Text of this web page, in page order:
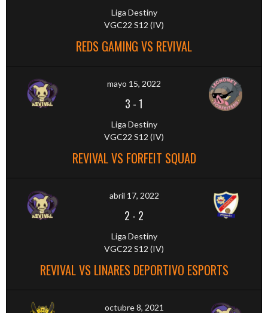
Liga Destiny
VGC22 S12 (IV)
REDS GAMING VS REVIVAL
mayo 15, 2022
3 -1
Liga Destiny
VGC22 S12 (IV)
REVIVAL VS FORFEIT SQUAD
abril 17, 2022
2 - 2
Liga Destiny
VGC22 S12 (IV)
REVIVAL VS LINARES DEPORTIVO ESPORTS
octubre 8, 2021